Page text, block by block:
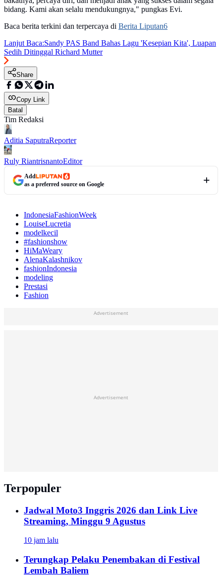
bidang. Kami akan selalu mendukungnya," pungkas Evi.
Baca berita terkini dan terpercaya di Berita Liputan6
Lanjut Baca:Sandy PAS Band Bahas Lagu 'Kesepian Kita', Luapan
Sedih Ditinggal Richard Mutter
Share
Copy Link
Batal
Tim Redaksi
Aditia SaputraReporter
Ruly RiantrisnantoEditor
Add
as a preferred source on Google
IndonesiaFashionWeek
LouiseLucretia
modelkecil
#fashionshow
HiMaWeary
AlenaKalashnikov
fashionIndonesia
modeling
Prestasi
Fashion
Advertisement
Advertisement
Terpopuler
Jadwal Moto3 Inggris 2026 dan Link Live
Streaming, Minggu 9 Agustus
10 jam lalu
Terungkap Pelaku Penembakan di Festival
Lembah Baliem